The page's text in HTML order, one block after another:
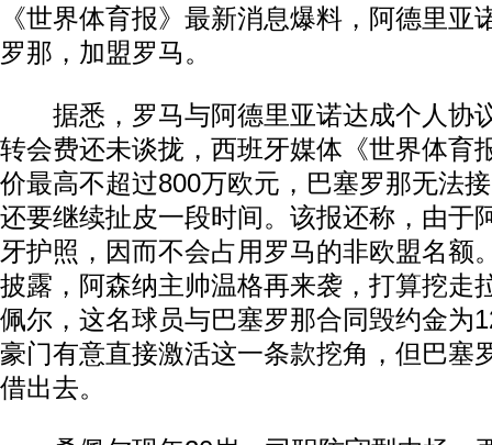
《世界体育报》最新消息爆料，阿德里亚
罗那，加盟罗马。
据悉，罗马与阿德里亚诺达成个人协
转会费还未谈拢，西班牙媒体《世界体育
价最高不超过800万欧元，巴塞罗那无法
还要继续扯皮一段时间。该报还称，由于
牙护照，因而不会占用罗马的非欧盟名额
披露，阿森纳主帅温格再来袭，打算挖走
佩尔，这名球员与巴塞罗那合同毁约金为
豪门有意直接激活这一条款挖角，但巴塞
借出去。
动物系恋人啊 | 钟欣潼体验爱情哲学 南